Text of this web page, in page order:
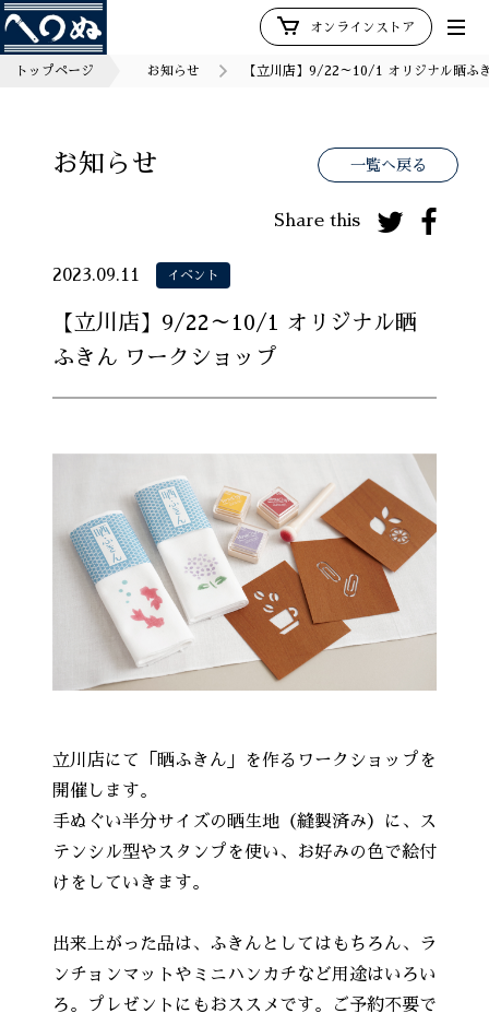
オンラインストア
トップページ お知らせ 【立川店】9/22～10/1 オリジナル晒ふ
お知らせ 一覧へ戻る
2023.09.11 イベント
Share this
【立川店】9/22～10/1 オリジナル晒
ふきん ワークショップ
立川店にて「晒ふきん」を作るワークショップを
開催します。
手ぬぐい半分サイズの晒生地（縫製済み）に、ス
テンシル型やスタンプを使い、お好みの色で絵付
けをしていきます。
出来上がった品は、ふきんとしてはもちろん、ラ
ンチョンマットやミニハンカチなど用途はいろい
ろ。プレゼントにもおススメです。ご予約不要で